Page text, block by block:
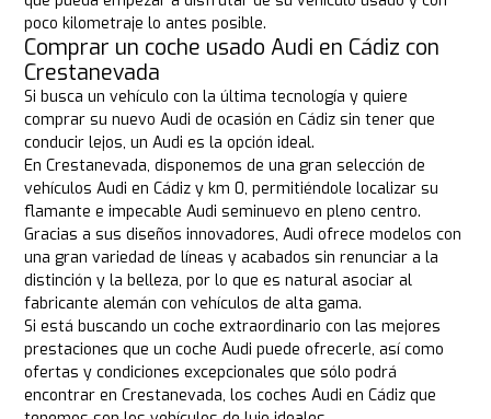
poco kilometraje lo antes posible.
Comprar un coche usado Audi en Cádiz con
Crestanevada
Si busca un vehículo con la última tecnología y quiere
comprar su nuevo Audi de ocasión en Cádiz sin tener que
conducir lejos, un Audi es la opción ideal.
En Crestanevada, disponemos de una gran selección de
vehículos Audi en Cádiz y km 0, permitiéndole localizar su
flamante e impecable Audi seminuevo en pleno centro.
Gracias a sus diseños innovadores, Audi ofrece modelos con
una gran variedad de líneas y acabados sin renunciar a la
distinción y la belleza, por lo que es natural asociar al
fabricante alemán con vehículos de alta gama.
Si está buscando un coche extraordinario con las mejores
prestaciones que un coche Audi puede ofrecerle, así como
ofertas y condiciones excepcionales que sólo podrá
encontrar en Crestanevada, los coches Audi en Cádiz que